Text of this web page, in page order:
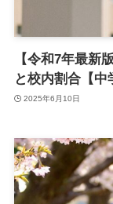
【令和7年最
と校内割合【中
2025年6月10日